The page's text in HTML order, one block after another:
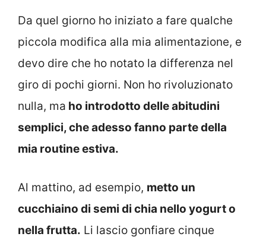
Da quel giorno ho iniziato a fare qualche
piccola modifica alla mia alimentazione, e
devo dire che ho notato la differenza nel
giro di pochi giorni. Non ho rivoluzionato
nulla, ma ho introdotto delle abitudini
semplici, che adesso fanno parte della
mia routine estiva.
Al mattino, ad esempio, metto un
cucchiaino di semi di chia nello yogurt o
nella frutta. Li lascio gonfiare cinque